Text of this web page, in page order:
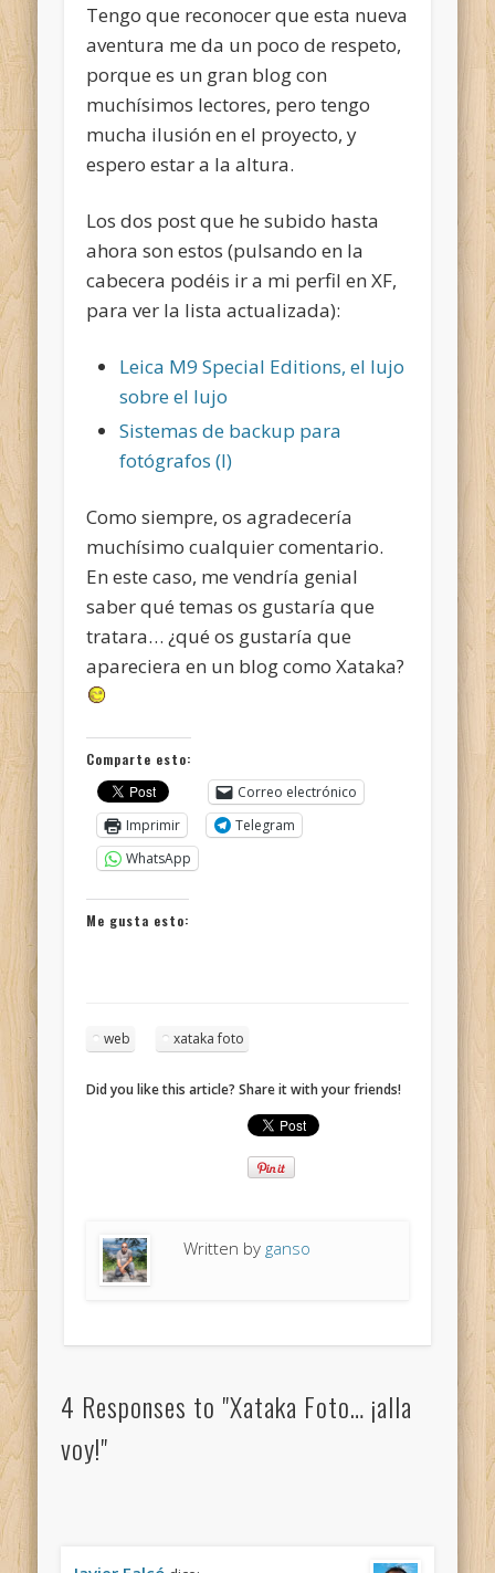
Tengo que reconocer que esta nueva
aventura me da un poco de respeto,
porque es un gran blog con
muchísimos lectores, pero tengo
mucha ilusión en el proyecto, y
espero estar a la altura.
Los dos post que he subido hasta
ahora son estos (pulsando en la
cabecera podéis ir a mi perfil en XF,
para ver la lista actualizada):
Leica M9 Special Editions, el lujo
sobre el lujo
Sistemas de backup para
fotógrafos (I)
Como siempre, os agradecería
muchísimo cualquier comentario.
En este caso, me vendría genial
saber qué temas os gustaría que
tratara… ¿qué os gustaría que
apareciera en un blog como Xataka?
Comparte esto:
Correo electrónico
Imprimir
Telegram
WhatsApp
Me gusta esto:
web xataka foto
Did you like this article? Share it with your friends!
Written by ganso
4 Responses to "Xataka Foto… ¡alla
voy!"